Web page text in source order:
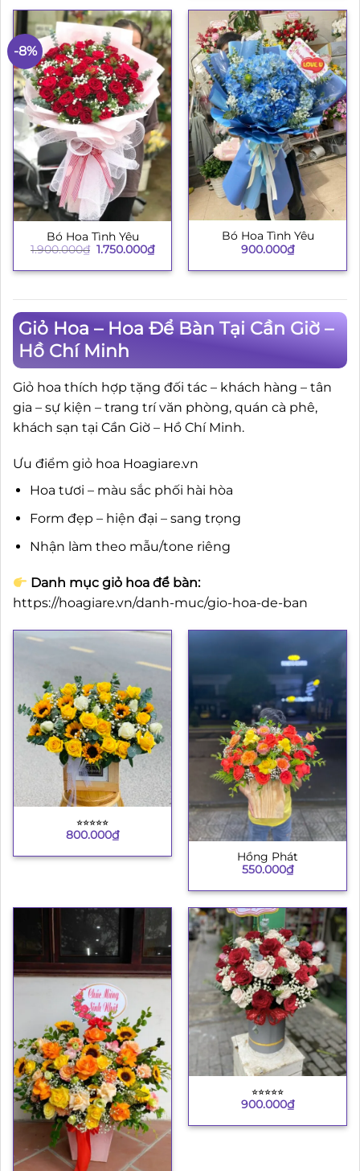
-8%
Bó Hoa Tình Yêu
1.900.000₫ Giá
là:
1.750.000₫Giá
hiện
tại
Bó Hoa Tình Yêu
900.000₫
Giỏ Hoa – Hoa Để Bàn Tại Cần Giờ –
Hồ Chí Minh
Giỏ hoa thích hợp tặng đối tác – khách hàng – tân
gia – sự kiện – trang trí văn phòng, quán cà phê,
khách sạn tại Cần Giờ – Hồ Chí Minh.
Ưu điểm giỏ hoa Hoagiare.vn
Hoa tươi – màu sắc phối hài hòa
Form đẹp – hiện đại – sang trọng
Nhận làm theo mẫu/tone riêng
Danh mục giỏ hoa để bàn:
https://hoagiare.vn/danh-muc/gio-hoa-de-ban
⭐︎⭐︎⭐︎⭐︎⭐︎
800.000₫
Hồng Phát
550.000₫
⭐︎⭐︎⭐︎⭐︎⭐︎
900.000₫